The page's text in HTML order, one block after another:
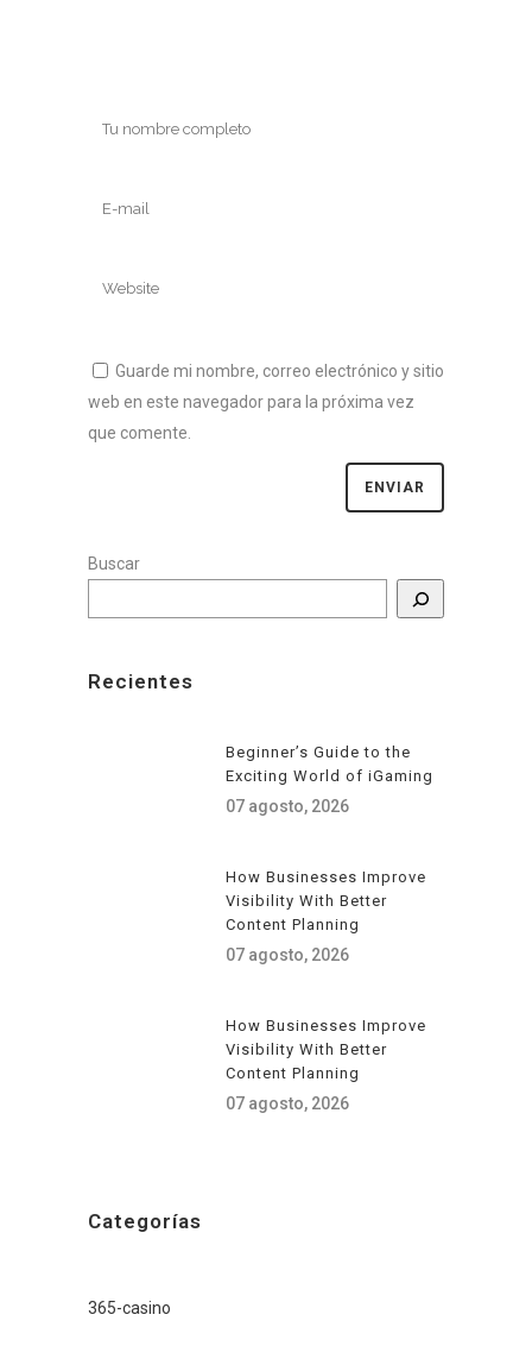
Guarde mi nombre, correo electrónico y sitio
web en este navegador para la próxima vez
que comente.
Buscar
Recientes
Beginner’s Guide to the
Exciting World of iGaming
07 agosto, 2026
How Businesses Improve
Visibility With Better
Content Planning
07 agosto, 2026
How Businesses Improve
Visibility With Better
Content Planning
07 agosto, 2026
Categorías
365-casino